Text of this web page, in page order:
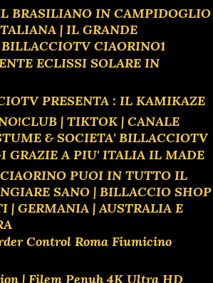
BRASILIANO IN CAMPIDOGLIO
| IL GRANDE
CIAORINO1
ECLISSI SOLARE IN
PRESENTA : IL KAMIKAZE
| TIKTOK | CANALE
& SOCIETA' BILLACCIOTV
GRAZIE A PIU' ITALIA IL MADE
PUOI IN TUTTO IL
SANO | BILLACCIO SHOP
| GERMANIA | AUSTRALIA E
Control Roma Fiumicino
| Filem Penuh 4K Ultra HD